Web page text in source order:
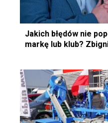
Jakich błędów nie
markę lub klub?